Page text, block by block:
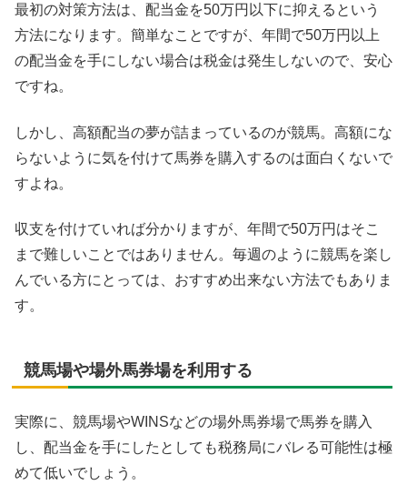
最初の対策方法は、配当金を50万円以下に抑えるという
方法になります。簡単なことですが、年間で50万円以上
の配当金を手にしない場合は税金は発生しないので、安心
ですね。
しかし、高額配当の夢が詰まっているのが競馬。高額にな
らないように気を付けて馬券を購入するのは面白くないで
すよね。
収支を付けていれば分かりますが、年間で50万円はそこ
まで難しいことではありません。毎週のように競馬を楽し
んでいる方にとっては、おすすめ出来ない方法でもありま
す。
競馬場や場外馬券場を利用する
実際に、競馬場やWINSなどの場外馬券場で馬券を購入
し、配当金を手にしたとしても税務局にバレる可能性は極
めて低いでしょう。